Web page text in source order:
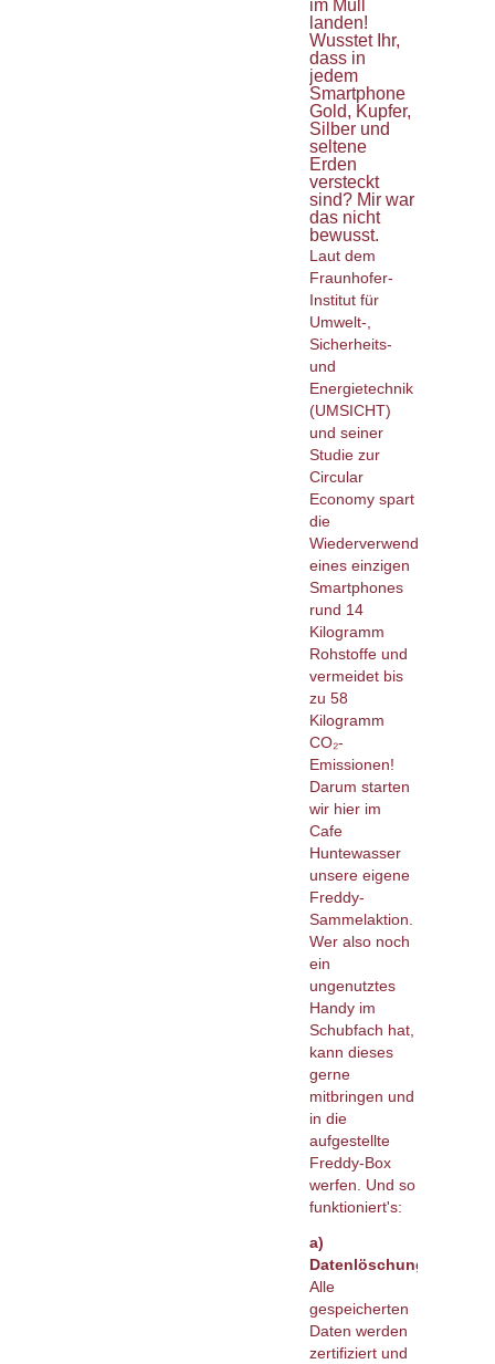
im Müll
landen!
Wusstet Ihr,
dass in
jedem
Smartphone
Gold, Kupfer,
Silber und
seltene
Erden
versteckt
sind? Mir war
das nicht
bewusst.
Laut dem
Fraunhofer-
Institut für
Umwelt-,
Sicherheits-
und
Energietechnik
(UMSICHT)
und seiner
Studie zur
Circular
Economy spart
die
Wiederverwendung
eines einzigen
Smartphones
rund 14
Kilogramm
Rohstoffe und
vermeidet bis
zu 58
Kilogramm
CO₂-
Emissionen!
Darum starten
wir hier im
Cafe
Huntewasser
unsere eigene
Freddy-
Sammelaktion.
Wer also noch
ein
ungenutztes
Handy im
Schubfach hat,
kann dieses
gerne
mitbringen und
in die
aufgestellte
Freddy-Box
werfen. Und so
funktioniert's:
a)
Datenlöschung:
Alle
gespeicherten
Daten werden
zertifiziert und